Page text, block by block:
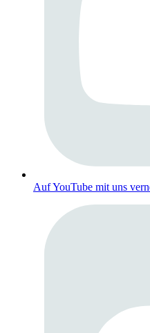
Auf YouTube mit uns